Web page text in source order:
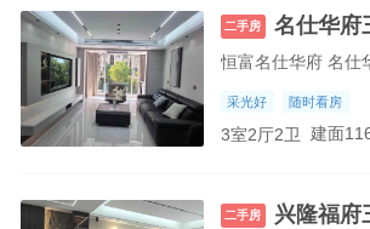
二手房 名仕华府
恒富名仕华府 名仕
采光好 随时看房
3室2厅2卫 建面
二手房 兴隆福府